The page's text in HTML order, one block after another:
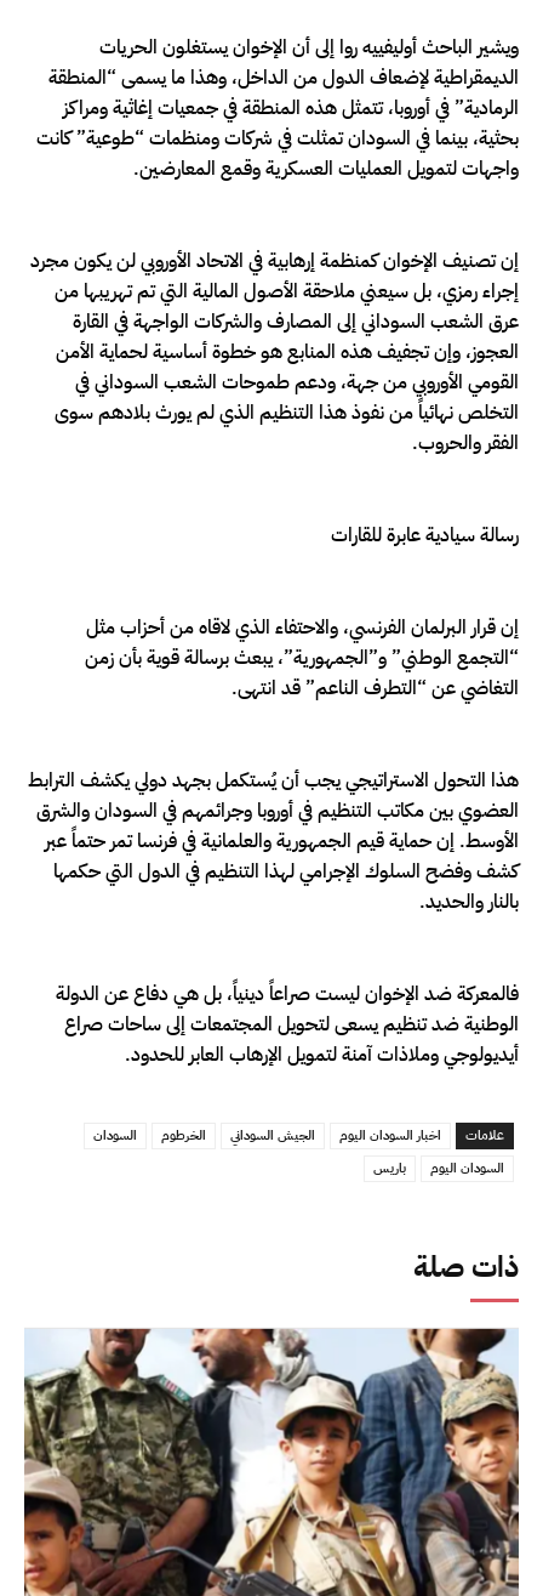
ذات صلة
ويشير الباحث أوليفييه روا إلى أن الإخوان يستغلون الحريات
الديمقراطية لإضعاف الدول من الداخل، وهذا ما يسمى “المنطقة
الرمادية” في أوروبا، تتمثل هذه المنطقة في جمعيات إغاثية ومراكز
بحثية، بينما في السودان تمثلت في شركات ومنظمات “طوعية” كانت
واجهات لتمويل العمليات العسكرية وقمع المعارضين.
إن تصنيف الإخوان كمنظمة إرهابية في الاتحاد الأوروبي لن يكون مجرد
إجراء رمزي، بل سيعني ملاحقة الأصول المالية التي تم تهريبها من
عرق الشعب السوداني إلى المصارف والشركات الواجهة في القارة
العجوز، وإن تجفيف هذه المنابع هو خطوة أساسية لحماية الأمن
القومي الأوروبي من جهة، ودعم طموحات الشعب السوداني في
التخلص نهائياً من نفوذ هذا التنظيم الذي لم يورث بلادهم سوى
الفقر والحروب.
رسالة سيادية عابرة للقارات
إن قرار البرلمان الفرنسي، والاحتفاء الذي لاقاه من أحزاب مثل
“التجمع الوطني” و”الجمهورية”، يبعث برسالة قوية بأن زمن
التغاضي عن “التطرف الناعم” قد انتهى.
هذا التحول الاستراتيجي يجب أن يُستكمل بجهد دولي يكشف الترابط
العضوي بين مكاتب التنظيم في أوروبا وجرائمهم في السودان والشرق
الأوسط. إن حماية قيم الجمهورية والعلمانية في فرنسا تمر حتماً عبر
كشف وفضح السلوك الإجرامي لهذا التنظيم في الدول التي حكمها
بالنار والحديد.
فالمعركة ضد الإخوان ليست صراعاً دينياً، بل هي دفاع عن الدولة
الوطنية ضد تنظيم يسعى لتحويل المجتمعات إلى ساحات صراع
أيديولوجي وملاذات آمنة لتمويل الإرهاب العابر للحدود.
علامات اخبار السودان اليوم الجيش السوداني الخرطوم
السودان
السودان اليوم
باريس